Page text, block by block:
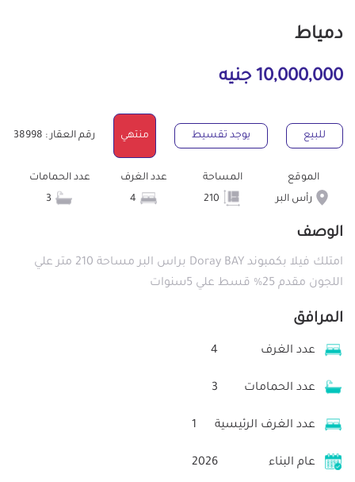
دمياط
10,000,000 جنيه
للبيع يوجد تقسيط منتهي رقم العقار : 38998
الموقع
رأس البر
المساحة
عدد الغرف
4
عدد الحمامات
الوصف
امتلك فيلا بكمبوند Doray BAY براس البر مساحة 210 متر علي
اللجون مقدم 25% قسط علي 5سنوات
المرافق
عدد الغرف 4
عدد الحمامات 3
عدد الغرف الرئيسية 1
عام البناء 2026